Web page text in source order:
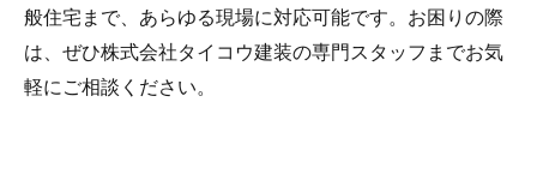
般住宅まで、あらゆる現場に対応可能です。お困りの際
は、ぜひ株式会社タイコウ建装の専門スタッフまでお気
軽にご相談ください。